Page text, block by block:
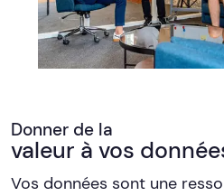
Donner de la
valeur à vos
Vos données sont une